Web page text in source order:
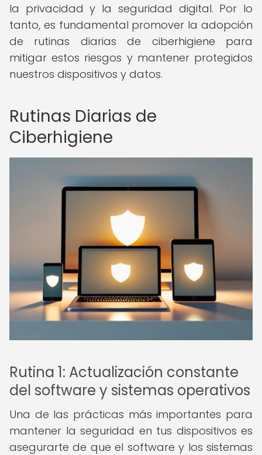
la privacidad y la seguridad digital. Por lo
tanto, es fundamental promover la adopción
de rutinas diarias de ciberhigiene para
mitigar estos riesgos y mantener protegidos
nuestros dispositivos y datos.
Rutinas Diarias de
Ciberhigiene
Rutina 1: Actualización constante
del software y sistemas operativos
Una de las prácticas más importantes para
mantener la seguridad en tus dispositivos es
asegurarte de que el software y los sistemas